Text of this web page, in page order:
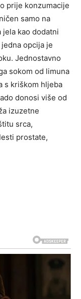
prije konzumacije
samo na
jela kao dodatni
opcija je
Jednostavno
sokom od limuna
s kriškom hljeba
donosi više od
izuzetne
srca,
prostate,